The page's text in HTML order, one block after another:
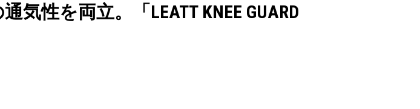
性を両立。「LEATT KNEE GUARD